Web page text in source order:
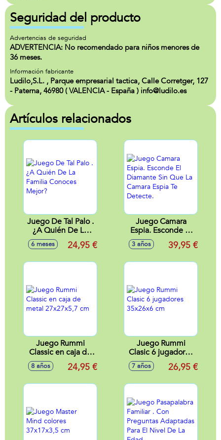
Seguridad del producto
Advertencias de seguridad
ADVERTENCIA: No recomendado para niños menores de
36 meses.
Información fabricante
Ludilo,S.L. , Parque empresarial tactica, Calle Corretger, 127
- Paterna, 46980 ( VALENCIA - España ) info@ludilo.es
Artículos relacionados
Juego De Tal Palo .
¿A Quién De La
Familia Conoces
Mejor?
6 meses 24,95 €
Juego Camara
Espia. Esconde El
Diamante Sin Que
La Camara Espia Te
3 años 39,95 €
Juego Rummi
Classic en caja de
metal 27x27x5,7
8 años 24,95 €
Juego Rummi
Clasic 6 jugadores
35x26x6 cm
7 años 26,95 €